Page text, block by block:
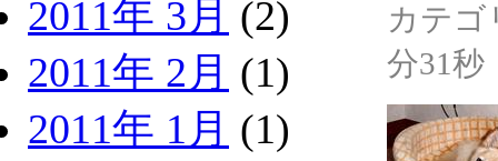
2011年 3月 (2)
2011年 2月 (1)
2011年 1月 (1)
カテ
分31秒